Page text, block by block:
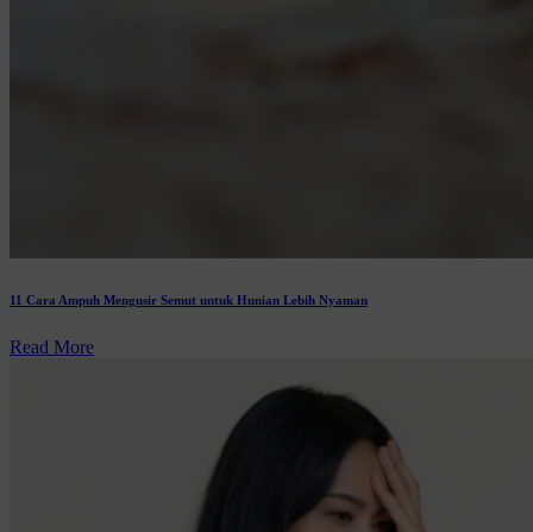
11 Cara Ampuh Mengusir Semut untuk Hunian Lebih Nyaman
Read More